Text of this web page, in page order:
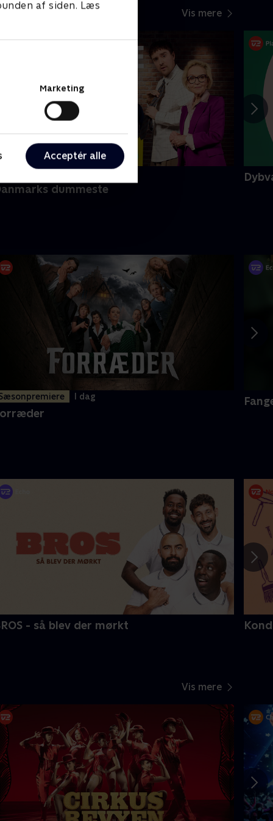
af siden. Læs
Marketing
Acceptér alle
Vis mere
Ny episode
dummeste
I dag
- så blev der mørkt
Vis mere